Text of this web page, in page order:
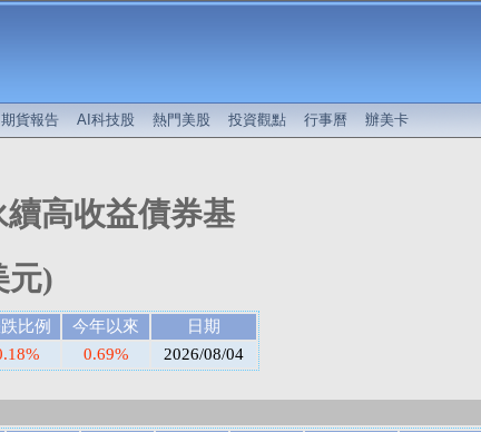
期貨報告 AI科技股 熱門美股 投資觀點 行事曆 辦美卡
高收益債券基
元)
比例 今年以來
日期
0.69% 2026/08/04